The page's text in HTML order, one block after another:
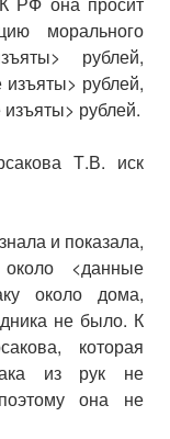
морального
рублей,
рублей,
рублей.
Т.В. иск
и показала,
<данные
около дома,
не было. К
которая
из рук не
она не